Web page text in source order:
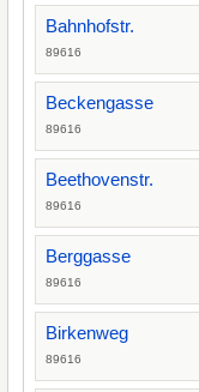
Bahnhofstr.
89616
Beckengasse
89616
Beethovenstr.
89616
Berggasse
89616
Birkenweg
89616